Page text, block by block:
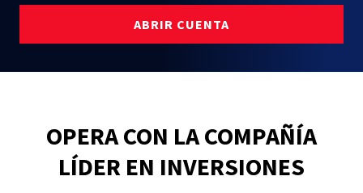
ABRIR CUENTA
OPERA CON LA COMPAÑÍA
LÍDER EN INVERSIONES